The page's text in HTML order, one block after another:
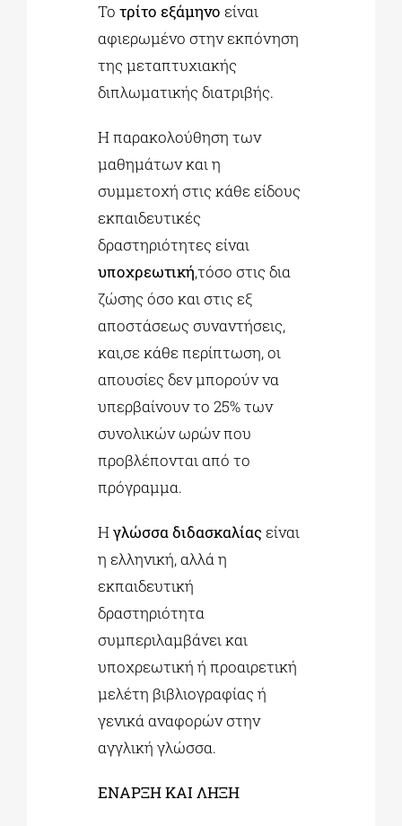
Τοτρίτο εξάμηνο είναι
αφιερωμένο στην εκπόνηση
της μεταπτυχιακής
διπλωματικής διατριβής.
Η παρακολούθηση των
μαθημάτων και η
συμμετοχή στις κάθε είδους
εκπαιδευτικές
δραστηριότητες είναι
υποχρεωτική,τόσο στις δια
ζώσης όσο και στις εξ
αποστάσεως συναντήσεις,
και,σε κάθε περίπτωση, οι
απουσίες δεν μπορούν να
υπερβαίνουν το 25% των
συνολικών ωρών που
προβλέπονται από το
πρόγραμμα.
Ηγλώσσα διδασκαλίας είναι
η ελληνική, αλλά η
εκπαιδευτική
δραστηριότητα
συμπεριλαμβάνει και
υποχρεωτική ή προαιρετική
μελέτη βιβλιογραφίας ή
γενικά αναφορών στην
αγγλική γλώσσα.
ΕΝΑΡΞΗ ΚΑΙ ΛΗΞΗ